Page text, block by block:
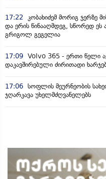
17:22 კობახიძემ მორიგ ჯერზე
და ერის წინააღმდეგ, სწორედ ეს
გრიგოლ გეგელია
17:09 Volvo 365 - ერთი წელი
დაკავშირებული ძირითადი
17:06 სოფლის მეურნეობის
ჯღარკავა უხელმძღვანელებს